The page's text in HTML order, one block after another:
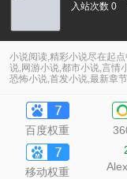
入站次数 0
小说阅读,精彩小说尽在起
说,网游小说,都市小说,言情
恐怖小说,首发小说,最新章
百度权重
移动权重